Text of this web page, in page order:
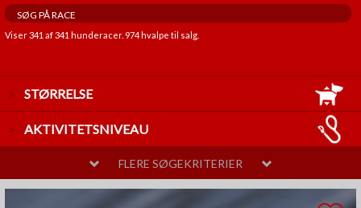
Viser341 af341 hunderacer. 974hvalpe til salg.
STØRRELSE
LILLE
AKTIVITETSNIVEAU
MELLEM
TEMPERAMENT
FLERE SØGEKRITERIER